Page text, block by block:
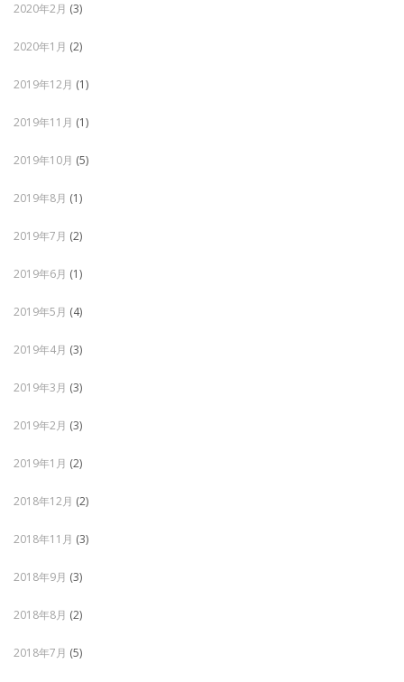
2020年2月 (3)
2020年1月 (2)
2019年12月 (1)
2019年11月 (1)
2019年10月 (5)
2019年8月 (1)
2019年7月 (2)
2019年6月 (1)
2019年5月 (4)
2019年4月 (3)
2019年3月 (3)
2019年2月 (3)
2019年1月 (2)
2018年12月 (2)
2018年11月 (3)
2018年9月 (3)
2018年8月 (2)
2018年7月 (5)